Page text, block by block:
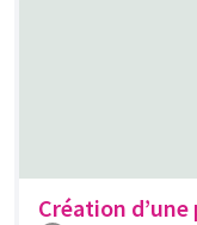
Création